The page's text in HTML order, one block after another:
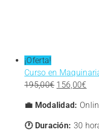
¡Oferta!
Curso en
195,00€ El
original
era:
156,00€
es:
💼 Modalidad:
🕐 Duración: 30